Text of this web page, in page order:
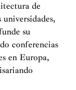
de
su
conferencias
en Europa,